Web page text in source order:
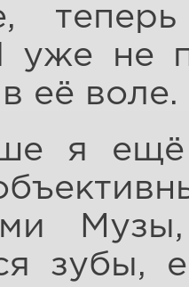
уже не
её воле.
я
зубы,